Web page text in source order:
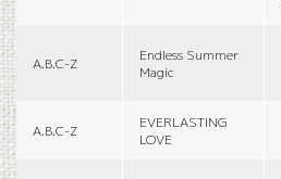
A.B.C-Z
Endless Summer
Magic
A.B.C-Z
EVERLASTING
LOVE